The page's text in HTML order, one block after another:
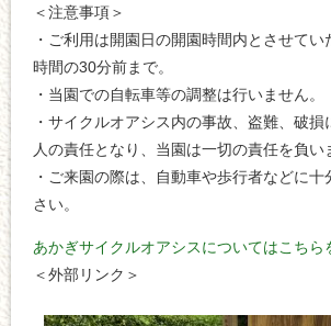
＜注意事項＞
・ご利用は開園日の開園時間内とさせてい
時間の30分前まで。
・当園での自転車等の調整は行いません。
・サイクルオアシス内の事故、盗難、破
人の責任となり、当園は一切の責任を負い
・ご来園の際は、自動車や歩行者などに
さい。
あかぎサイクルオアシスについてはこちら
＜外部リンク＞